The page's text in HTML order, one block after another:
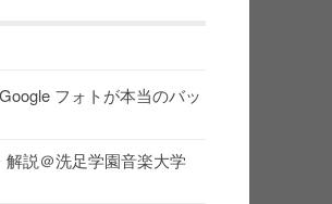
フォトが本当のバッ
説＠洗足学園音楽大学